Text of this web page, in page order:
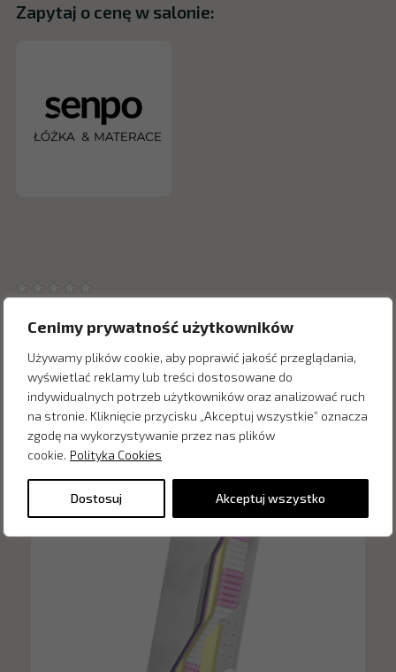
Cenimy prywatność użytkowników
Używamy plików cookie, aby poprawić jakość przeglądania,
wyświetlać reklamy lub treści dostosowane do
indywidualnych potrzeb użytkowników oraz analizować ruch
na stronie. Kliknięcie przycisku „Akceptuj wszystkie” oznacza
zgodę na wykorzystywanie przez nas plików
cookie. Polityka Cookies
Dostosuj Akceptuj wszystko
Zapytaj o cenę w salonie:
Inne produkty z kategorii